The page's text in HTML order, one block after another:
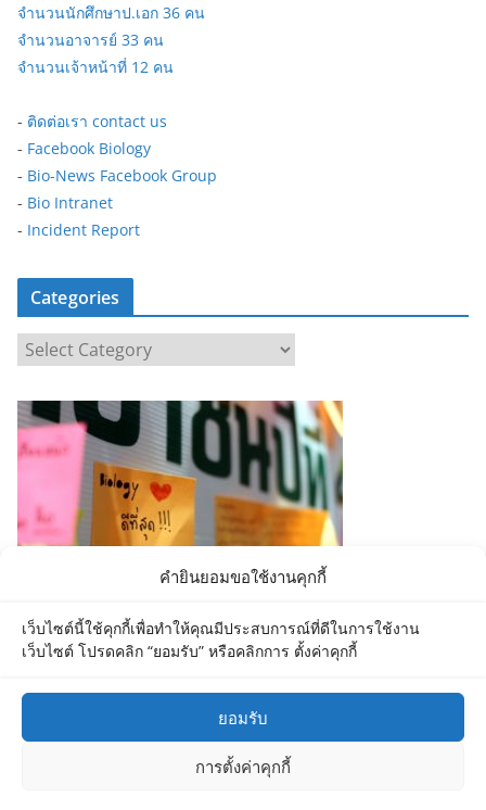
คำยินยอมขอใช้งานคุกกี้
เว็บไซต์นี้ใช้คุกกี้เพื่อทำให้คุณมีประสบการณ์ที่ดีในการใช้งาน
เว็บไซต์ โปรดคลิก “ยอมรับ” หรือคลิกการ ตั้งค่าคุกกี้
ยอมรับ
การตั้งค่าคุกกี้
จำนวนนักศึกษาป.เอก 36 คน
จำนวนอาจารย์ 33 คน
จำนวนเจ้าหน้าที่ 12 คน
- ติดต่อเรา contact us
- Facebook Biology
- Bio-News Facebook Group
- Bio Intranet
- Incident Report
Categories
a
t
e
g
i
Department of Biology MU
reserved.